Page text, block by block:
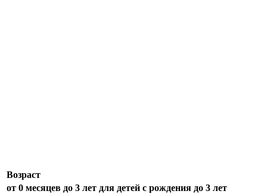
Возраст
от 0 месяцев до 3 лет для детей с рождения до 3 лет